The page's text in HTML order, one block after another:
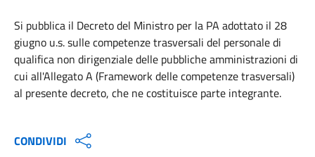
Si pubblica il Decreto del Ministro per la PA adottato il 28
giugno u.s. sulle competenze trasversali del personale di
qualifica non dirigenziale delle pubbliche amministrazioni di
cui all'Allegato A (Framework delle competenze trasversali)
al presente decreto, che ne costituisce parte integrante.
CONDIVIDI